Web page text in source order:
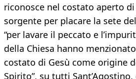
riconosce nel costato aperto
sorgente per placare la sete
“per lavare il peccato e
della Chiesa hanno
costato di Gesù come origine
Spirito”, su tutti